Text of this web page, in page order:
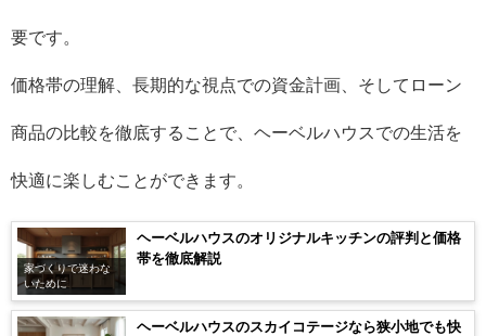
要です。
価格帯の理解、長期的な視点での資金計画、そしてローン
商品の比較を徹底することで、ヘーベルハウスでの生活を
快適に楽しむことができます。
家づくりで迷わな
いために
ヘーベルハウスのオリジナルキッチンの評判と価格
帯を徹底解説
ヘーベルハウスのスカイコテージなら狭小地でも快